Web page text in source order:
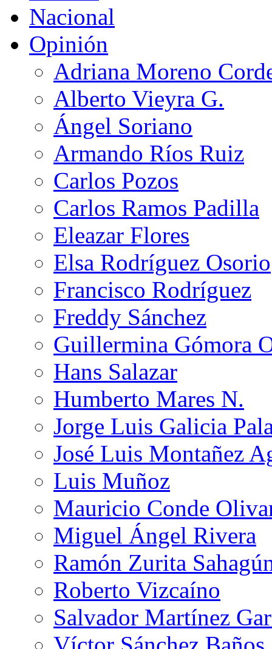
Nacional
Opinión
Adriana Moreno
Alberto Vieyra G.
Ángel Soriano
Armando Ríos Ruiz
Carlos Pozos
Carlos Ramos Padilla
Eleazar Flores
Elsa Rodríguez Osorio
Francisco Rodríguez
Freddy Sánchez
Guillermina Gómora
Hans Salazar
Humberto Mares N.
Jorge Luis Galicia
José Luis Montañez
Luis Muñoz
Mauricio Conde
Miguel Ángel Rivera
Ramón Zurita
Roberto Vizcaíno
Salvador Martínez